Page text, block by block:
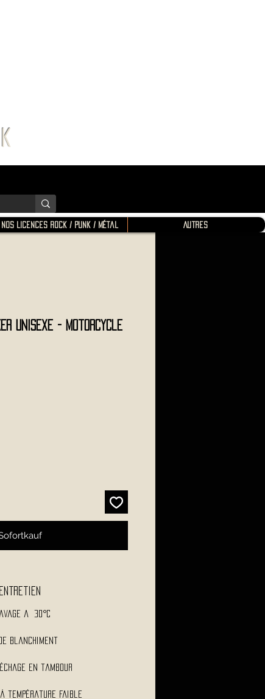
Nos Licences Rock / Punk / Métal Autres
Unisexe - Motorcycle
Entretien
a 30°C
blanchiment
en tambour
à température faible